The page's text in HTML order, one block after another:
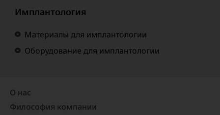
Имплантология
Материалы для имплантологии
Оборудование для имплантологии
О нас
Философия компании